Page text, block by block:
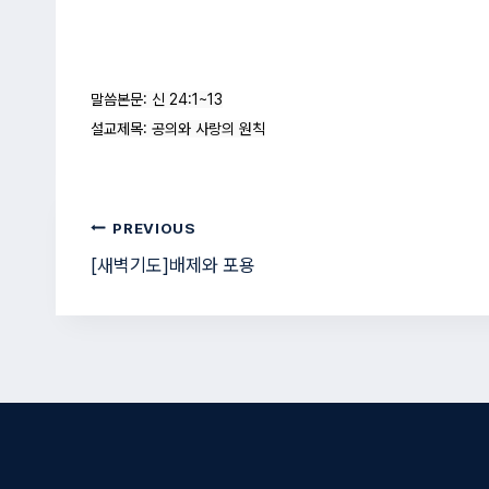
말씀본문: 신 24:1~13
설교제목: 공의와 사랑의 원칙
글
탐
색
PREVIOUS
[새벽기도]배제와 포용